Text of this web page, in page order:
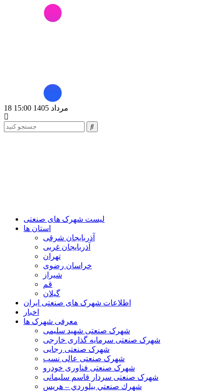
18 مرداد 1405 15:00
لیست شهرک های صنعتی
استان ها
آذربایجان شرقی
آذربایجان غربی
تهران
خراسان رضوی
شیراز
قم
گیلان
اطلاعات شهرک های صنعتی ایران
اخبار
معرفی شهرک ها
شهرک صنعتی شهید سلیمی
شهرک صنعتی سرمایه گذاری خارجی
شهرک صنعتی رجایی
شهرک صنعتی عالی نسب
شهرک صنعتی فناوری خودرو
شهرک صنعتی سردار قاسم سلیمانی
شهرك صنعتي بيلوردي – هريس